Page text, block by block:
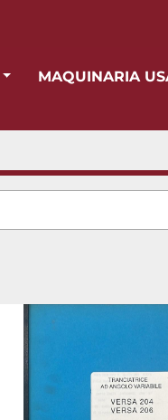
MAQUINARIA